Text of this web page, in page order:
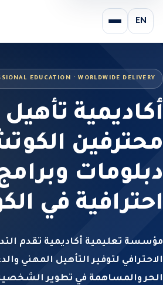
EN
EDUCATION · WORLDWIDE DELIVERY
أكاديمية تأهيل
محترفين
دبلومات
احترافية في
مؤسسة تعليمية أكاديمية تقدم
الاحترافي لتوفير التأهيل المهني
الحر والمساهمة في تطوير الشخصية